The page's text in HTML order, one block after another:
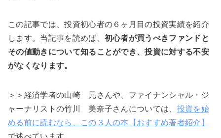
この記事では、投資初心者の６ヶ月目の投資実績を紹介
します。当記事を読めば、 初心者が買うべきファンドと
その値動きについて知ることができ、投資に対する不安
がなくなります。
＞＞経済学者の山崎 元さんや、ファイナンシャル・ジ
ャーナリストの竹川 美奈子さんについては、 投資を始
める前に読むなら、この３人の本【おすすめ著者紹介】